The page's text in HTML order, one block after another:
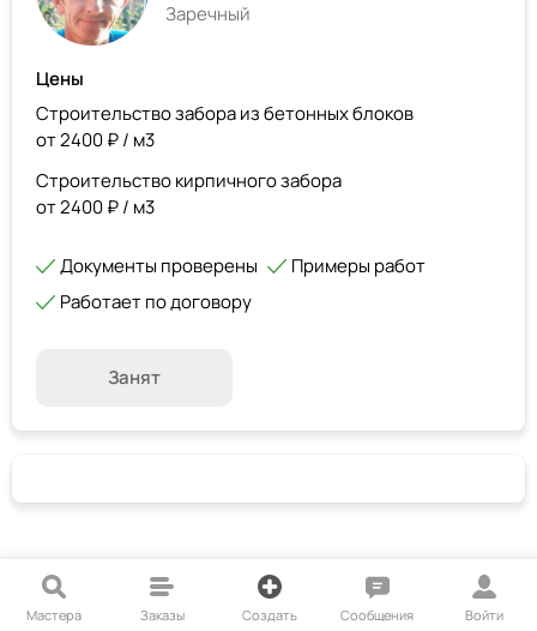
Заречный
Цены
Строительство забора из бетонных блоков
от 2400 ₽ / м3
Строительство кирпичного забора
от 2400 ₽ / м3
Документы проверены
Примеры работ
Работает по договору
Занят
Мастера Заказы Создать Сообщения Войти